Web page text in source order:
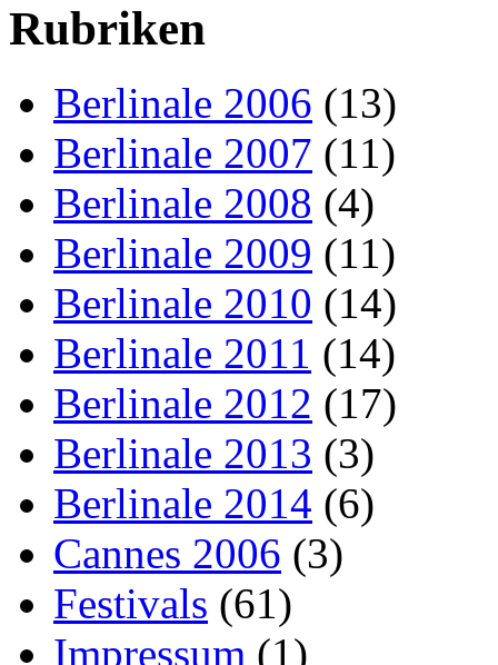
Rubriken
Berlinale 2006 (13)
Berlinale 2007 (11)
Berlinale 2008 (4)
Berlinale 2009 (11)
Berlinale 2010 (14)
Berlinale 2011 (14)
Berlinale 2012 (17)
Berlinale 2013 (3)
Berlinale 2014 (6)
Cannes 2006 (3)
Festivals (61)
Impressum (1)